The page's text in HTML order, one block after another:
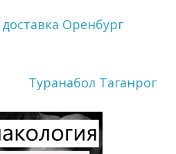
Оренбург
Туранабол Таганрог